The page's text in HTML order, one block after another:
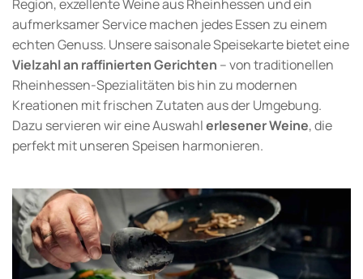
Region, exzellente Weine aus Rheinhessen und ein
aufmerksamer Service machen jedes Essen zu einem
echten Genuss. Unsere saisonale Speisekarte bietet eine
Vielzahl an raffinierten Gerichten – von traditionellen
Rheinhessen-Spezialitäten bis hin zu modernen
Kreationen mit frischen Zutaten aus der Umgebung.
Dazu servieren wir eine Auswahlerlesener Weine, die
perfekt mit unseren Speisen harmonieren.